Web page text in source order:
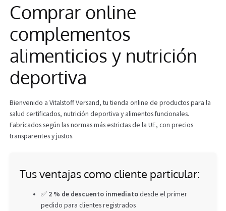
Info
Comprar online
complementos
alimenticios y nutrición
deportiva
Bienvenido a Vitalstoff Versand, tu tienda online de productos para la
salud certificados, nutrición deportiva y alimentos funcionales.
Fabricados según las normas más estrictas de la UE, con precios
transparentes y justos.
Tus ventajas como cliente particular:
✅ 2 % de descuento inmediatodesde el primer
pedido para clientes registrados